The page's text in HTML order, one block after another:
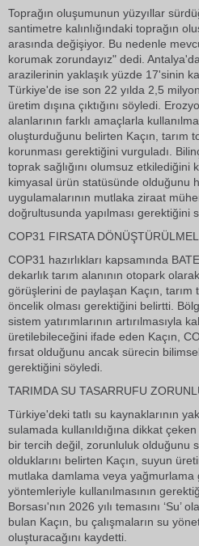
Toprağın oluşumunun yüzyıllar
santimetre kalınlığındaki toprağın
arasında değişiyor. Bu nedenle
korumak zorundayız" dedi.
arazilerinin yaklaşık yüzde 17'sinin
Türkiye'de ise son 22 yılda 2,5
üretim dışına çıktığını söyledi.
alanlarının farklı amaçlarla
oluşturduğunu belirten Kaçın, tarım
korunması gerektiğini vurguladı.
toprak sağlığını olumsuz etkilediğini
kimyasal ürün statüsünde olduğunu
uygulamalarının mutlaka ziraat
doğrultusunda yapılması gerektiğini
COP31 FIRSATA
COP31 hazırlıkları kapsamında
dekarlık tarım alanının otopark
görüşlerini de paylaşan Kaçın, tarım
öncelik olması gerektiğini belirtti.
sistem yatırımlarının artırılmasıyla
üretilebileceğini ifade eden Kaçın,
fırsat olduğunu ancak sürecin
gerektiğini söyledi.
TARIMDA SU TASARRUFU
Türkiye'deki tatlı su kaynaklarının
sulamada kullanıldığına dikkat
bir tercih değil, zorunluluk olduğunu
olduklarını belirten Kaçın, suyun
mutlaka damlama veya yağmurlama
yöntemleriyle kullanılmasının
Borsası'nın 2026 yılı temasını
bulan Kaçın, bu çalışmaların su
oluşturacağını kaydetti.